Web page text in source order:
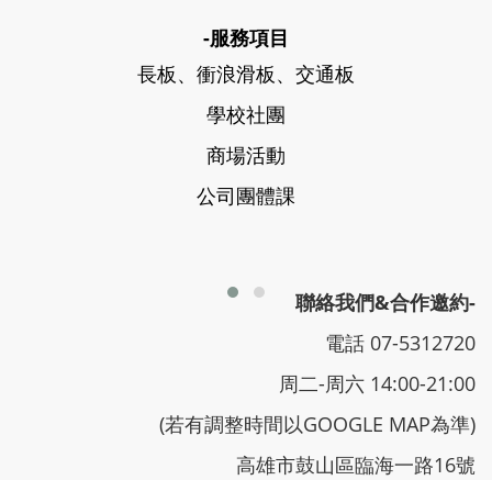
-服務項目
長板、衝浪滑板、交通板
學校社團
商場活動
公司團體課
聯絡我們&合作邀約-
電話 07-5312720
周二-周六 14:00-21:00
(若有調整時間以GOOGLE MAP為準)
高雄市鼓山區臨海一路16號